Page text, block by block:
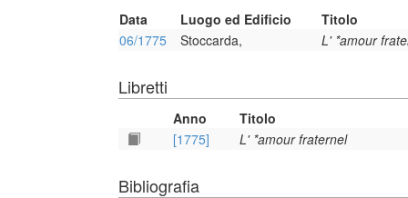
Data Luogo ed Edificio
Titolo
06/1775
Stoccarda, L' *amour
Libretti
Anno
Titolo
[1775]
L' *amour fraternel
Bibliografia